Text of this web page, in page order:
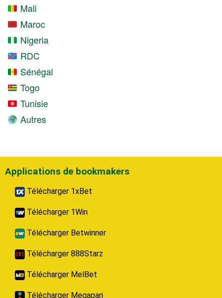
Mali
Maroc
Nigeria
RDC
Sénégal
Togo
Tunisie
Autres
Applications de bookmakers
Télécharger 1xBet
Télécharger 1Win
Télécharger Betwinner
Télécharger 888Starz
Télécharger MelBet
Télécharger Megapari